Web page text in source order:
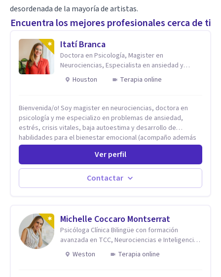
desordenada de la mayoría de artistas.
Encuentra los mejores profesionales cerca de ti
Itatí Branca
Doctora en Psicología, Magister en
Neurociencias, Especialista en ansiedad y
mindfulness
Houston Terapia online
Bienvenida/o! Soy magister en neurociencias, doctora en
psicología y me especializo en problemas de ansiedad,
estrés, crisis vitales, baja autoestima y desarrollo de
habilidades para el bienestar emocional (acompaño además
problemáticas como la desregulación emocional, tendencias
perfeccionistas, liderazgo, problemas de sueño, depresión,
entre otras).
Ver perfil
Contactar
Michelle Coccaro Montserrat
Psicóloga Clínica Bilingüe con formación
avanzada en TCC, Neurociencias e Inteligencia
Emocional.
Weston Terapia online